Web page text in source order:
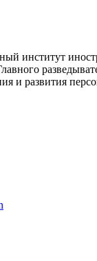
институт
и развития